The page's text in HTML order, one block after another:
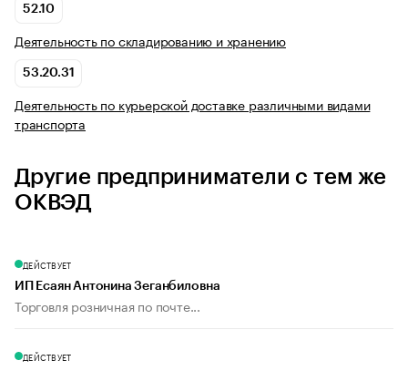
52.10
Деятельность по складированию и хранению
53.20.31
Деятельность по курьерской доставке различными видами
транспорта
Другие предприниматели с тем же
ОКВЭД
ДЕЙСТВУЕТ
ИП Есаян Антонина Зеганбиловна
Торговля розничная по почте...
ДЕЙСТВУЕТ